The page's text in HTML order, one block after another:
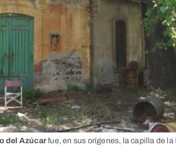
del Azúcarfue, en sus orígenes, la capilla de